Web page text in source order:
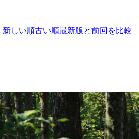
新しい順古い順最新版と前回を比較